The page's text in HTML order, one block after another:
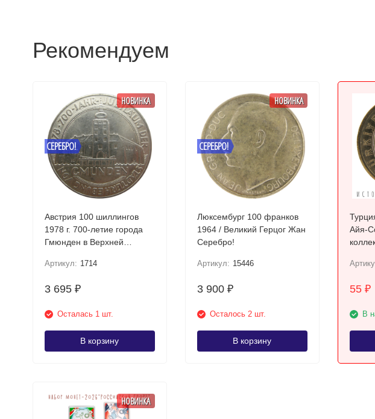
Рекомендуем
СЕРЕБРО!
НОВИНКА
Австрия 100 шиллингов
1978 г. 700-летие города
Гмюнден в Верхней
Артикул: 1714
3 695 ₽
Осталась 1 шт.
В корзину
СЕРЕБРО!
НОВИНКА
Люксембург 100 франков
1964 / Великий Герцог Жан
Серебро!
Артикул: 15446
3 900 ₽
Осталось 2 шт.
В корзину
Айя-
55₽
В
НОВИНКА